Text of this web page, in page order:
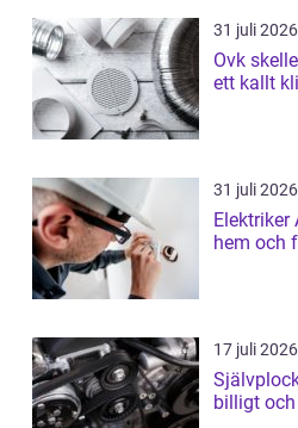
31 juli 2026
Ovk skellefteå trygg
ett kallt
31 juli 2026
Elektriker
hem och
17 juli 2026
Självplock
billigt